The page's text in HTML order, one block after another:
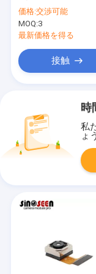
IMX290 カメラ モ
ール
価格:交渉可能
MOQ:3
最新価格を得る
接触
時
私
ょ